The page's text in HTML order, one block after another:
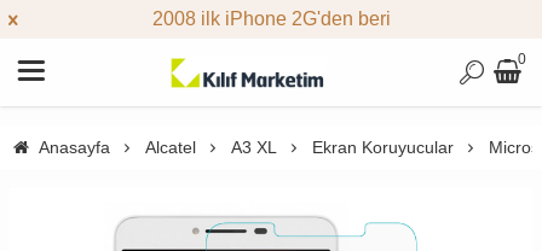
2008 ilk iPhone 2G'den beri
0
Anasayfa Alcatel A3 XL Ekran Koruyucular